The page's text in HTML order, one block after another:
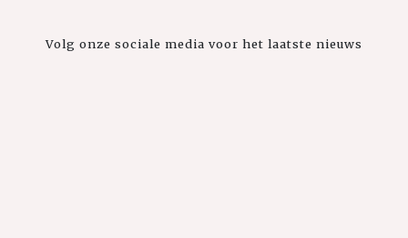
Volg onze sociale media voor het laatste nieuws